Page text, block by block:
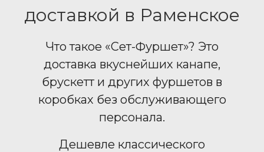
доставкой в Раменское
Что такое «Сет-Фуршет»? Это
доставка вкуснейших канапе,
брускетт и других фуршетов в
коробках без обслуживающего
персонала.
Дешевле классического